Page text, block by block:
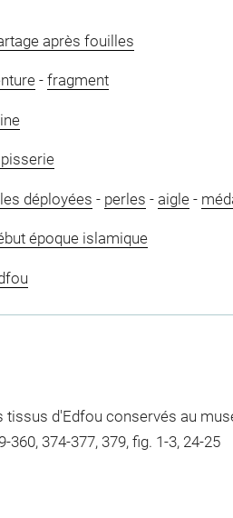
après fouilles
- fragment
déployées - perles - aigle-
époque islamique
tissus d'Edfou conservés au
374-377, 379, fig. 1-3, 24-25